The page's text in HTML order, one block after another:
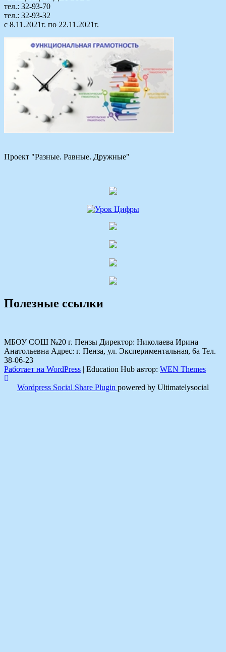
тел.: 32-93-70
тел.: 32-93-32
с 8.11.2021г. по 22.11.2021г.
Проект "Разные. Равные. Дружные"
Полезные ссылки
МБОУ СОШ №20 г. Пензы Директор: Николаева Ирина
Анатольевна Адрес: г. Пенза, ул. Экспериментальная, 6а Тел.
38-06-23
Работает на WordPress | Education Hub автор: WEN Themes
Wordpress Social Share Plugin powered by Ultimatelysocial